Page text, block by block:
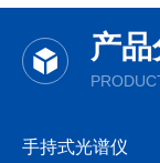
产
手持式光谱仪